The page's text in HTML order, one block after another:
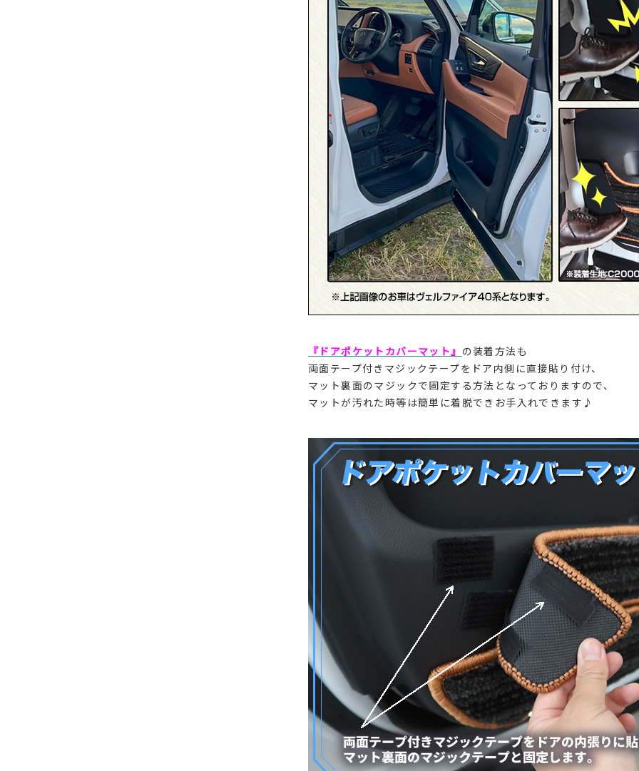
『ドアポケットカバーマット』 の装着方法も
両面テープ付きマジックテープをドア内側に直接貼り付け、
マット裏面のマジックで固定する方法となっておりますので、
マットが汚れた時等は簡単に着脱できお手入れできます♪